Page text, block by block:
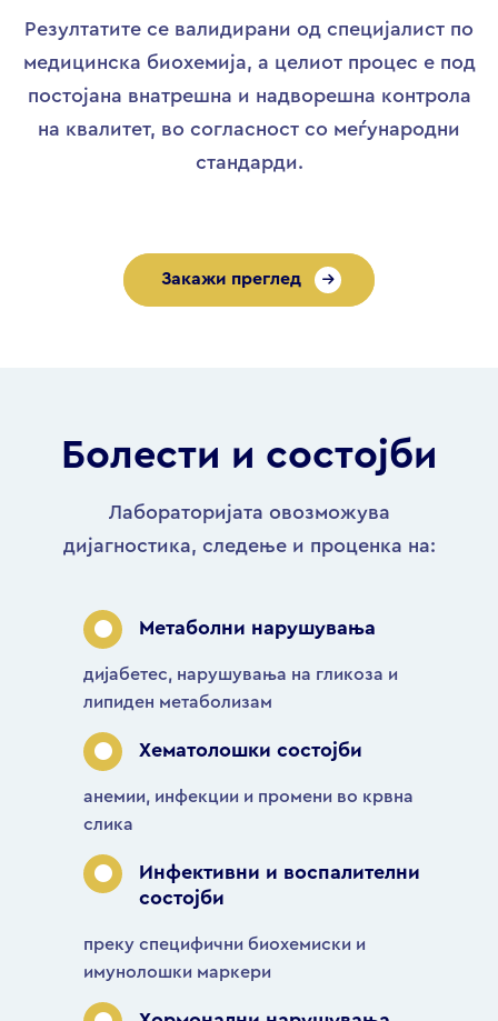
Резултатите се валидирани од специјалист по
медицинска биохемија, а целиот процес е под
постојана внатрешна и надворешна контрола
на квалитет, во согласност со меѓународни
стандарди.
Закажи преглед
Болести и состојби
Лабораторијата овозможува
дијагностика, следење и проценка на:
Метаболни нарушувања
дијабетес, нарушувања на гликоза и
липиден метаболизам
Хематолошки состојби
анемии, инфекции и промени во крвна
слика
Инфективни и воспалителни
состојби
преку специфични биохемиски и
имунолошки маркери